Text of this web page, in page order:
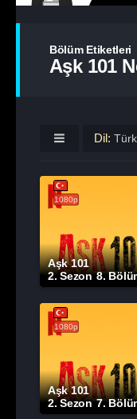
Bölüm Etiketleri
Aşk 101
Dil:
1080p
Aşk 101
2. Sezon8.
1080p
Aşk 101
2. Sezon7.